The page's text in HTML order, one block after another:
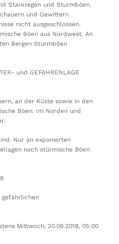
Starkregen und Sturmböen.
und Gewittern
nicht ausgeschlossen.
Böen aus Nordwest. An
Bergen Sturmböen
und GEFAHRENLAGE
an der Küste sowie in den
Böen. Im Norden und
Nur an exponierten
noch stürmische Böen
gefährlichen
Mittwoch, 20.06.2018, 05:00